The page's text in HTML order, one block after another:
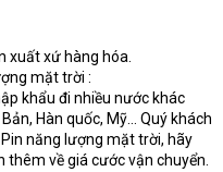
xuất xứ hàng hóa.
mặt trời :
khẩu đi nhiều nước khác
Hàn quốc, Mỹ... Quý khách
năng lượng mặt trời, hãy
thêm về giá cước vận chuyển.